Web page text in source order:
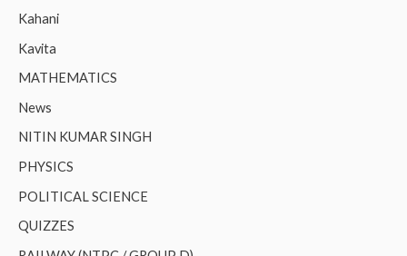
Kahani
Kavita
MATHEMATICS
News
NITIN KUMAR SINGH
PHYSICS
POLITICAL SCIENCE
QUIZZES